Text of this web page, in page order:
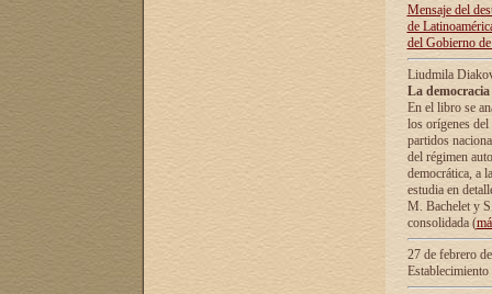
Mensaje del
de
del Gobierno
Liudmila
La
En el libro se
los orígenes
partidos
del régimen
democrática, а
estudia en
М. Bachelet у
consolidada (
27 de febrero